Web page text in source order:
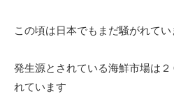
この頃は日本でもまだ騒がれてい
発生源とされている海鮮市場は
れています